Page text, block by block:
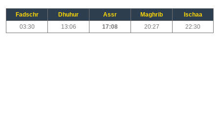
Fadschr Dhuhur Assr Maghrib
Ischaa
03:30
13:06 17:08 20:27 22:30